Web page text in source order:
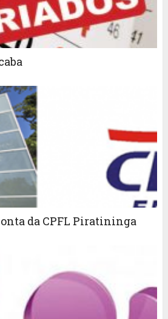
da CPFL Piratininga